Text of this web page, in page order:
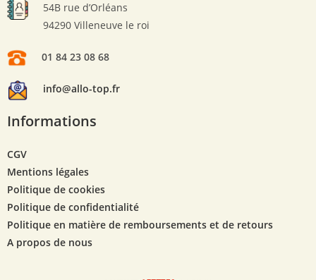
54B rue d’Orléans
94290 Villeneuve le roi
01 84 23 08 68
info@allo-top.fr
Informations
CGV
Mentions légales
Politique de cookies
Politique de confidentialité
Politique en matière de remboursements et de retours
A propos de nous